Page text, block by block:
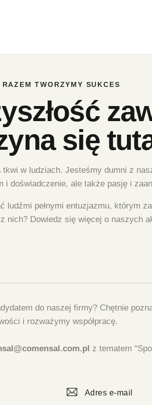
RAZEM TWORZYMY SUKCES
się
w ludziach. Jesteśmy dumni z
i doświadczenie, ale także pasję i
ludźmi pełnymi entuzjazmu, którym
nich? Dowiedz się więcej o naszych
do naszej firmy? Chętnie
i rozważymy współpracę.
z tematem